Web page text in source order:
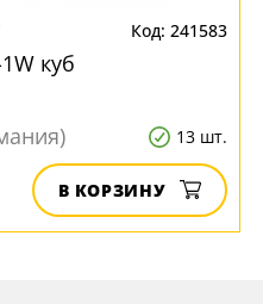
241583
куб
13 шт.
В КОРЗИНУ